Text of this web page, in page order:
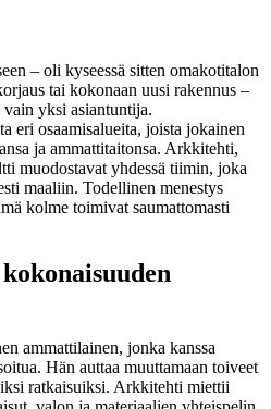
– oli kyseessä sitten omakotitalon
tai kokonaan uusi rakennus –
yksi asiantuntija.
eri osaamisalueita, joista jokainen
ja ammattitaitonsa. Arkkitehti,
muodostavat yhdessä tiimin, joka
maaliin. Todellinen menestys
kolme toimivat saumattomasti
ammattilainen, jonka kanssa
Hän auttaa muuttamaan toiveet
ratkaisuiksi. Arkkitehti miettii